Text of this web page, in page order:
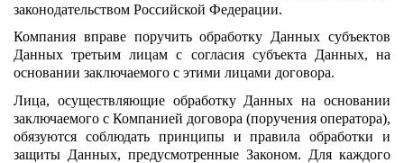
законодательством Российской Федерации.
Компания вправе поручить обработку Данных субъектов
Данных третьим лицам с согласия субъекта Данных, на
основании заключаемого с этими лицами договора.
Лица, осуществляющие обработку Данных на основании
заключаемого с Компанией договора (поручения оператора),
обязуются соблюдать принципы и правила обработки и
защиты Данных, предусмотренные Законом. Для каждого